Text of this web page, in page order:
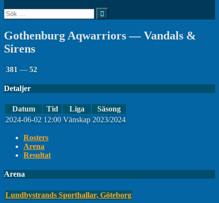
Sök
efter:
Gothenburg Aqwarriors — Vandals &
Sirens
381 — 52
Detaljer
Datum Tid Liga
Säsong
2024-06-02 12:00 Vänskap 2023/2024
Rosters
Arena
Resultat
Arena
Lundbystrands Sporthallar, Göteborg